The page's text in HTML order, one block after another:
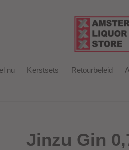
nu Kerstsets Retourbeleid
Jinzu Gin